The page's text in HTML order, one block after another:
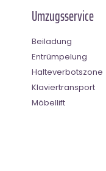
Umzugsservice
Beiladung
Entrümpelung
Halteverbotszone
Klaviertransport
Möbellift